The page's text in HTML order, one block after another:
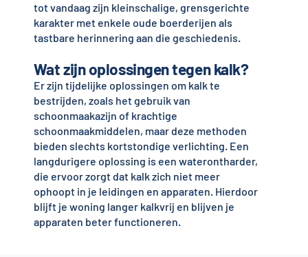
tot vandaag zijn kleinschalige, grensgerichte
karakter met enkele oude boerderijen als
tastbare herinnering aan die geschiedenis.
Wat zijn oplossingen tegen kalk?
Er zijn tijdelijke oplossingen om kalk te
bestrijden, zoals het gebruik van
schoonmaakazijn of krachtige
schoonmaakmiddelen, maar deze methoden
bieden slechts kortstondige verlichting. Een
langdurigere oplossing is een waterontharder,
die ervoor zorgt dat kalk zich niet meer
ophoopt in je leidingen en apparaten. Hierdoor
blijft je woning langer kalkvrij en blijven je
apparaten beter functioneren.